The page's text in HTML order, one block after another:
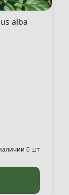
alba
0 шт